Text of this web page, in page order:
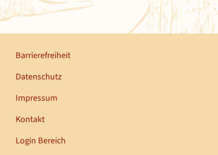
Barrierefreiheit
Datenschutz
Impressum
Kontakt
Login Bereich